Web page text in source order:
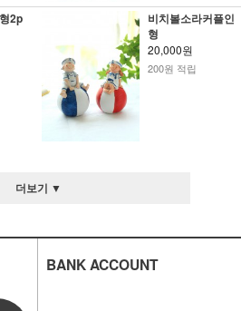
2p
비치볼소라커플인
형
20,000원
200원 적립
더보기 ▼
BANK ACCOUNT